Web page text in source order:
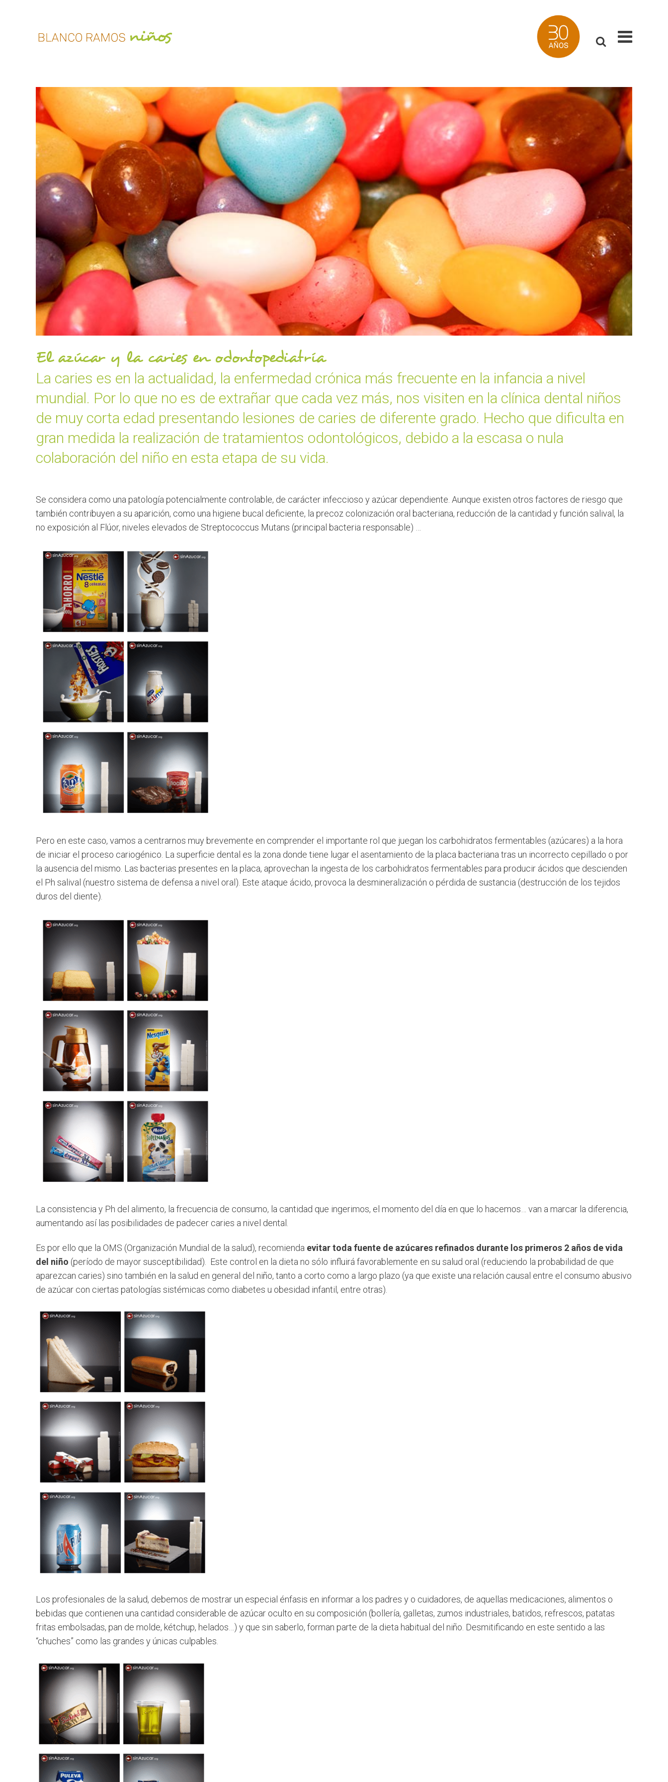
El azúcar y la caries en odontopediatría
La caries es en la actualidad, la enfermedad crónica más frecuente en la infancia a nivel
mundial. Por lo que no es de extrañar que cada vez más, nos visiten en la clínica dental niños
de muy corta edad presentando lesiones de caries de diferente grado. Hecho que dificulta en
gran medida la realización de tratamientos odontológicos, debido a la escasa o nula
colaboración del niño en esta etapa de su vida.
Se considera como una patología potencialmente controlable, de carácter infeccioso y azúcar dependiente. Aunque existen otros factores de riesgo que
también contribuyen a su aparición, como una higiene bucal deficiente, la precoz colonización oral bacteriana, reducción de la cantidad y función salival, la
no exposición al Flúor, niveles elevados de Streptococcus Mutans (principal bacteria responsable) …
Pero en este caso, vamos a centrarnos muy brevemente en comprender el importante rol que juegan los carbohidratos fermentables (azúcares) a la hora
de iniciar el proceso cariogénico. La superficie dental es la zona donde tiene lugar el asentamiento de la placa bacteriana tras un incorrecto cepillado o por
la ausencia del mismo. Las bacterias presentes en la placa, aprovechan la ingesta de los carbohidratos fermentables para producir ácidos que descienden
el Ph salival (nuestro sistema de defensa a nivel oral). Este ataque ácido, provoca la desmineralización o pérdida de sustancia (destrucción de los tejidos
duros del diente).
La consistencia y Ph del alimento, la frecuencia de consumo, la cantidad que ingerimos, el momento del día en que lo hacemos… van a marcar la diferencia,
aumentando así las posibilidades de padecer caries a nivel dental.
Es por ello que la OMS (Organización Mundial de la salud), recomienda evitar toda fuente de azúcares refinados durante los primeros 2 años de vida
del niño (período de mayor susceptibilidad). Este control en la dieta no sólo influirá favorablemente en su salud oral (reduciendo la probabilidad de que
aparezcan caries) sino también en la salud en general del niño, tanto a corto como a largo plazo (ya que existe una relación causal entre el consumo abusivo
de azúcar con ciertas patologías sistémicas como diabetes u obesidad infantil, entre otras).
Los profesionales de la salud, debemos de mostrar un especial énfasis en informar a los padres y o cuidadores, de aquellas medicaciones, alimentos o
bebidas que contienen una cantidad considerable de azúcar oculto en su composición (bollería, galletas, zumos industriales, batidos, refrescos, patatas
fritas embolsadas, pan de molde, kétchup, helados…) y que sin saberlo, forman parte de la dieta habitual del niño. Desmitificando en este sentido a las
“chuches” como las grandes y únicas culpables.